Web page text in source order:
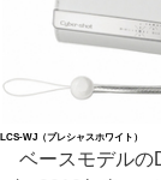
LCS-WJ（プレシャスホワイト）
ベースモデルの